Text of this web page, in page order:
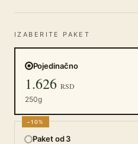
IZABERITE PAKET
Pojedinačno
1.626 RSD
250g
−10%
Paket od 3